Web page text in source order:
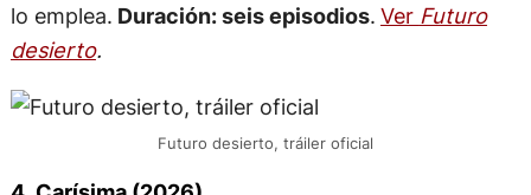
lo emplea. Duración: seis episodios. Ver Futuro
desierto.
Futuro desierto, tráiler oficial